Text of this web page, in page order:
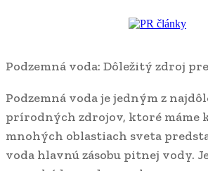
Podzemná voda: Dôležitý zdroj
Podzemná voda je jedným z
prírodných zdrojov, ktoré máme
mnohých oblastiach sveta
voda hlavnú zásobu pitnej vody.